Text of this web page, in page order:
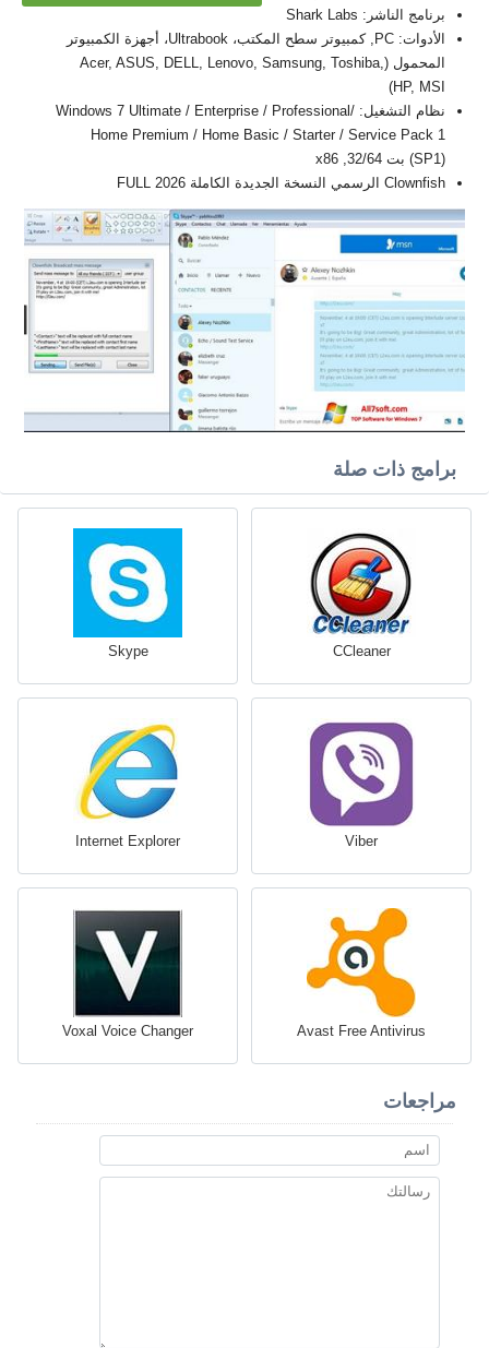
برنامج الناشر: Shark Labs
الأدوات: PC, كمبيوتر سطح المكتب، Ultrabook، أجهزة الكمبيوتر
المحمول (Acer, ASUS, DELL, Lenovo, Samsung, Toshiba,
HP, MSI)
نظام التشغيل: Windows 7 Ultimate / Enterprise / Professional/
Home Premium / Home Basic / Starter / Service Pack 1
(SP1) بت 32/64, x86
Clownfish الرسمي النسخة الجديدة الكاملة FULL 2026
برامج ذات صلة
CCleaner
Skype
Viber
Internet Explorer
Avast Free Antivirus
Voxal Voice Changer
مراجعات